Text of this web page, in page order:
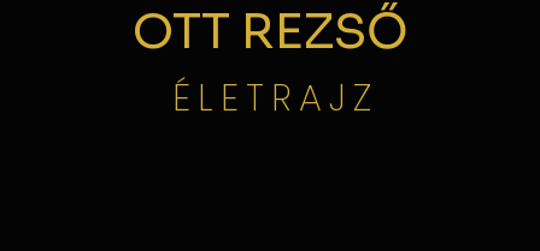
OTT REZSŐ
ÉLETRAJZ